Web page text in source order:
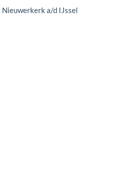
a/d IJssel